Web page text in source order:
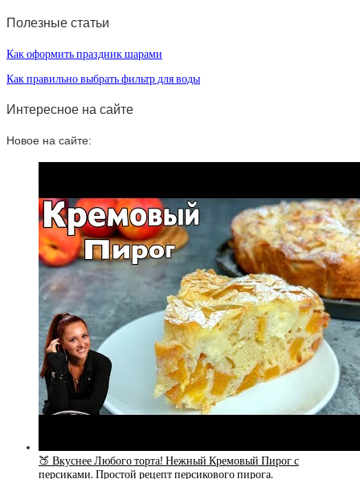
Полезные статьи
Как оформить праздник шарами
Как правильно выбрать фильтр для воды
Интересное на сайте
Новое на сайте:
🍑 Вкуснее Любого торта! Нежный Кремовый Пирог с
персиками. Простой рецепт персикового пирога.